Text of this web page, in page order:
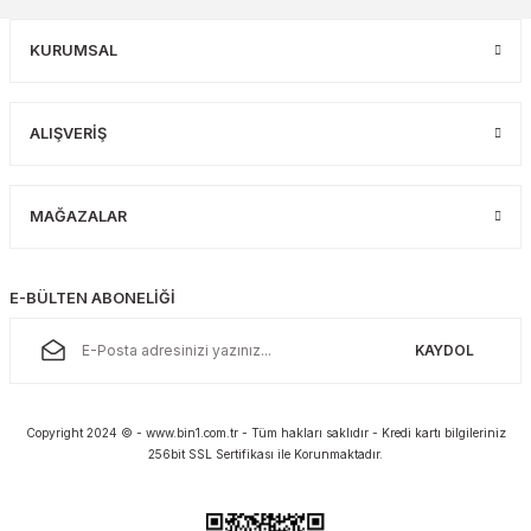
KURUMSAL
ALIŞVERİŞ
MAĞAZALAR
E-BÜLTEN ABONELİĞİ
KAYDOL
Copyright 2024 © - www.bin1.com.tr - Tüm hakları saklıdır - Kredi kartı bilgileriniz
256bit SSL Sertifikası ile Korunmaktadır.